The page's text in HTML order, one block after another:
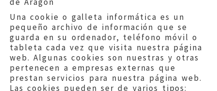
Una cookie o galleta informática es un
pequeño archivo de información que se
guarda en su ordenador, teléfono móvil o
tableta cada vez que visita nuestra página
web. Algunas cookies son nuestras y otras
pertenecen a empresas externas que
prestan servicios para nuestra página web.
Las cookies pueden ser de varios tipos: